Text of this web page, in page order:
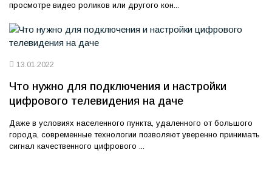
просмотре видео роликов или другого кон...
13.01.2022
Что нужно для подключения и настройки
цифрового телевидения на даче
Даже в условиях населенного пункта, удаленного от большого
города, современные технологии позволяют уверенно принимать
сигнал качественного цифрового ...